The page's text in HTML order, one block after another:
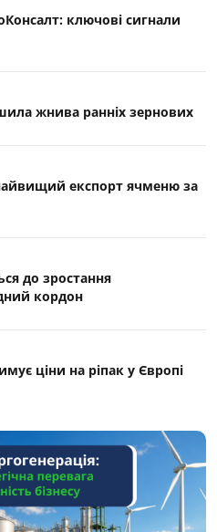
ключові cигнали
жнива ранніх зернових
експорт ячменю за
до зростання
кордон
ціни на ріпак у Європі